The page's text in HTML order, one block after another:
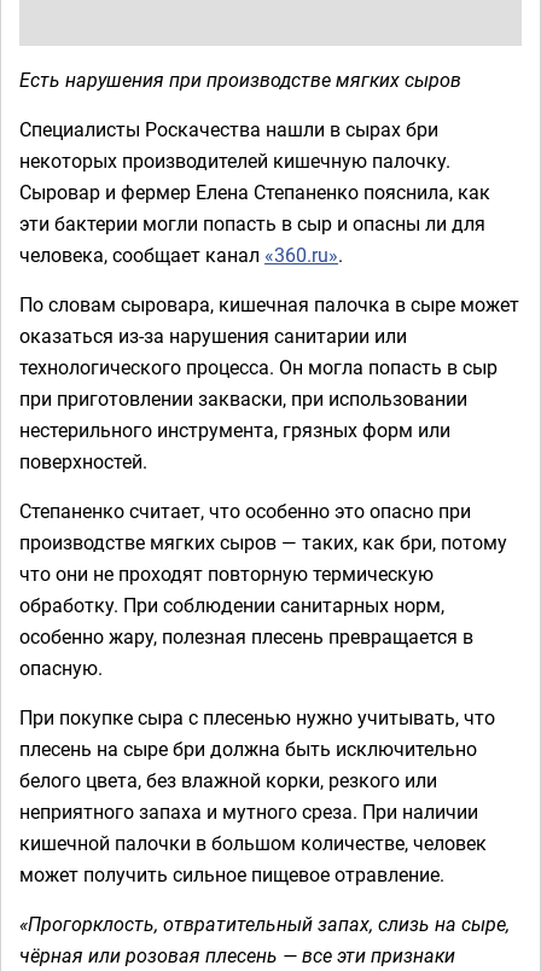
Есть нарушения при производстве мягких сыров
Специалисты Роскачества нашли в сырах бри
некоторых производителей кишечную палочку.
Сыровар и фермер Елена Степаненко пояснила, как
эти бактерии могли попасть в сыр и опасны ли для
человека, сообщает канал «360.ru».
По словам сыровара, кишечная палочка в сыре может
оказаться из-за нарушения санитарии или
технологического процесса. Он могла попасть в сыр
при приготовлении закваски, при использовании
нестерильного инструмента, грязных форм или
поверхностей.
Степаненко считает, что особенно это опасно при
производстве мягких сыров — таких, как бри, потому
что они не проходят повторную термическую
обработку. При соблюдении санитарных норм,
особенно жару, полезная плесень превращается в
опасную.
При покупке сыра с плесенью нужно учитывать, что
плесень на сыре бри должна быть исключительно
белого цвета, без влажной корки, резкого или
неприятного запаха и мутного среза. При наличии
кишечной палочки в большом количестве, человек
может получить сильное пищевое отравление.
«Прогорклость, отвратительный запах, слизь на сыре,
чёрная или розовая плесень — все эти признаки